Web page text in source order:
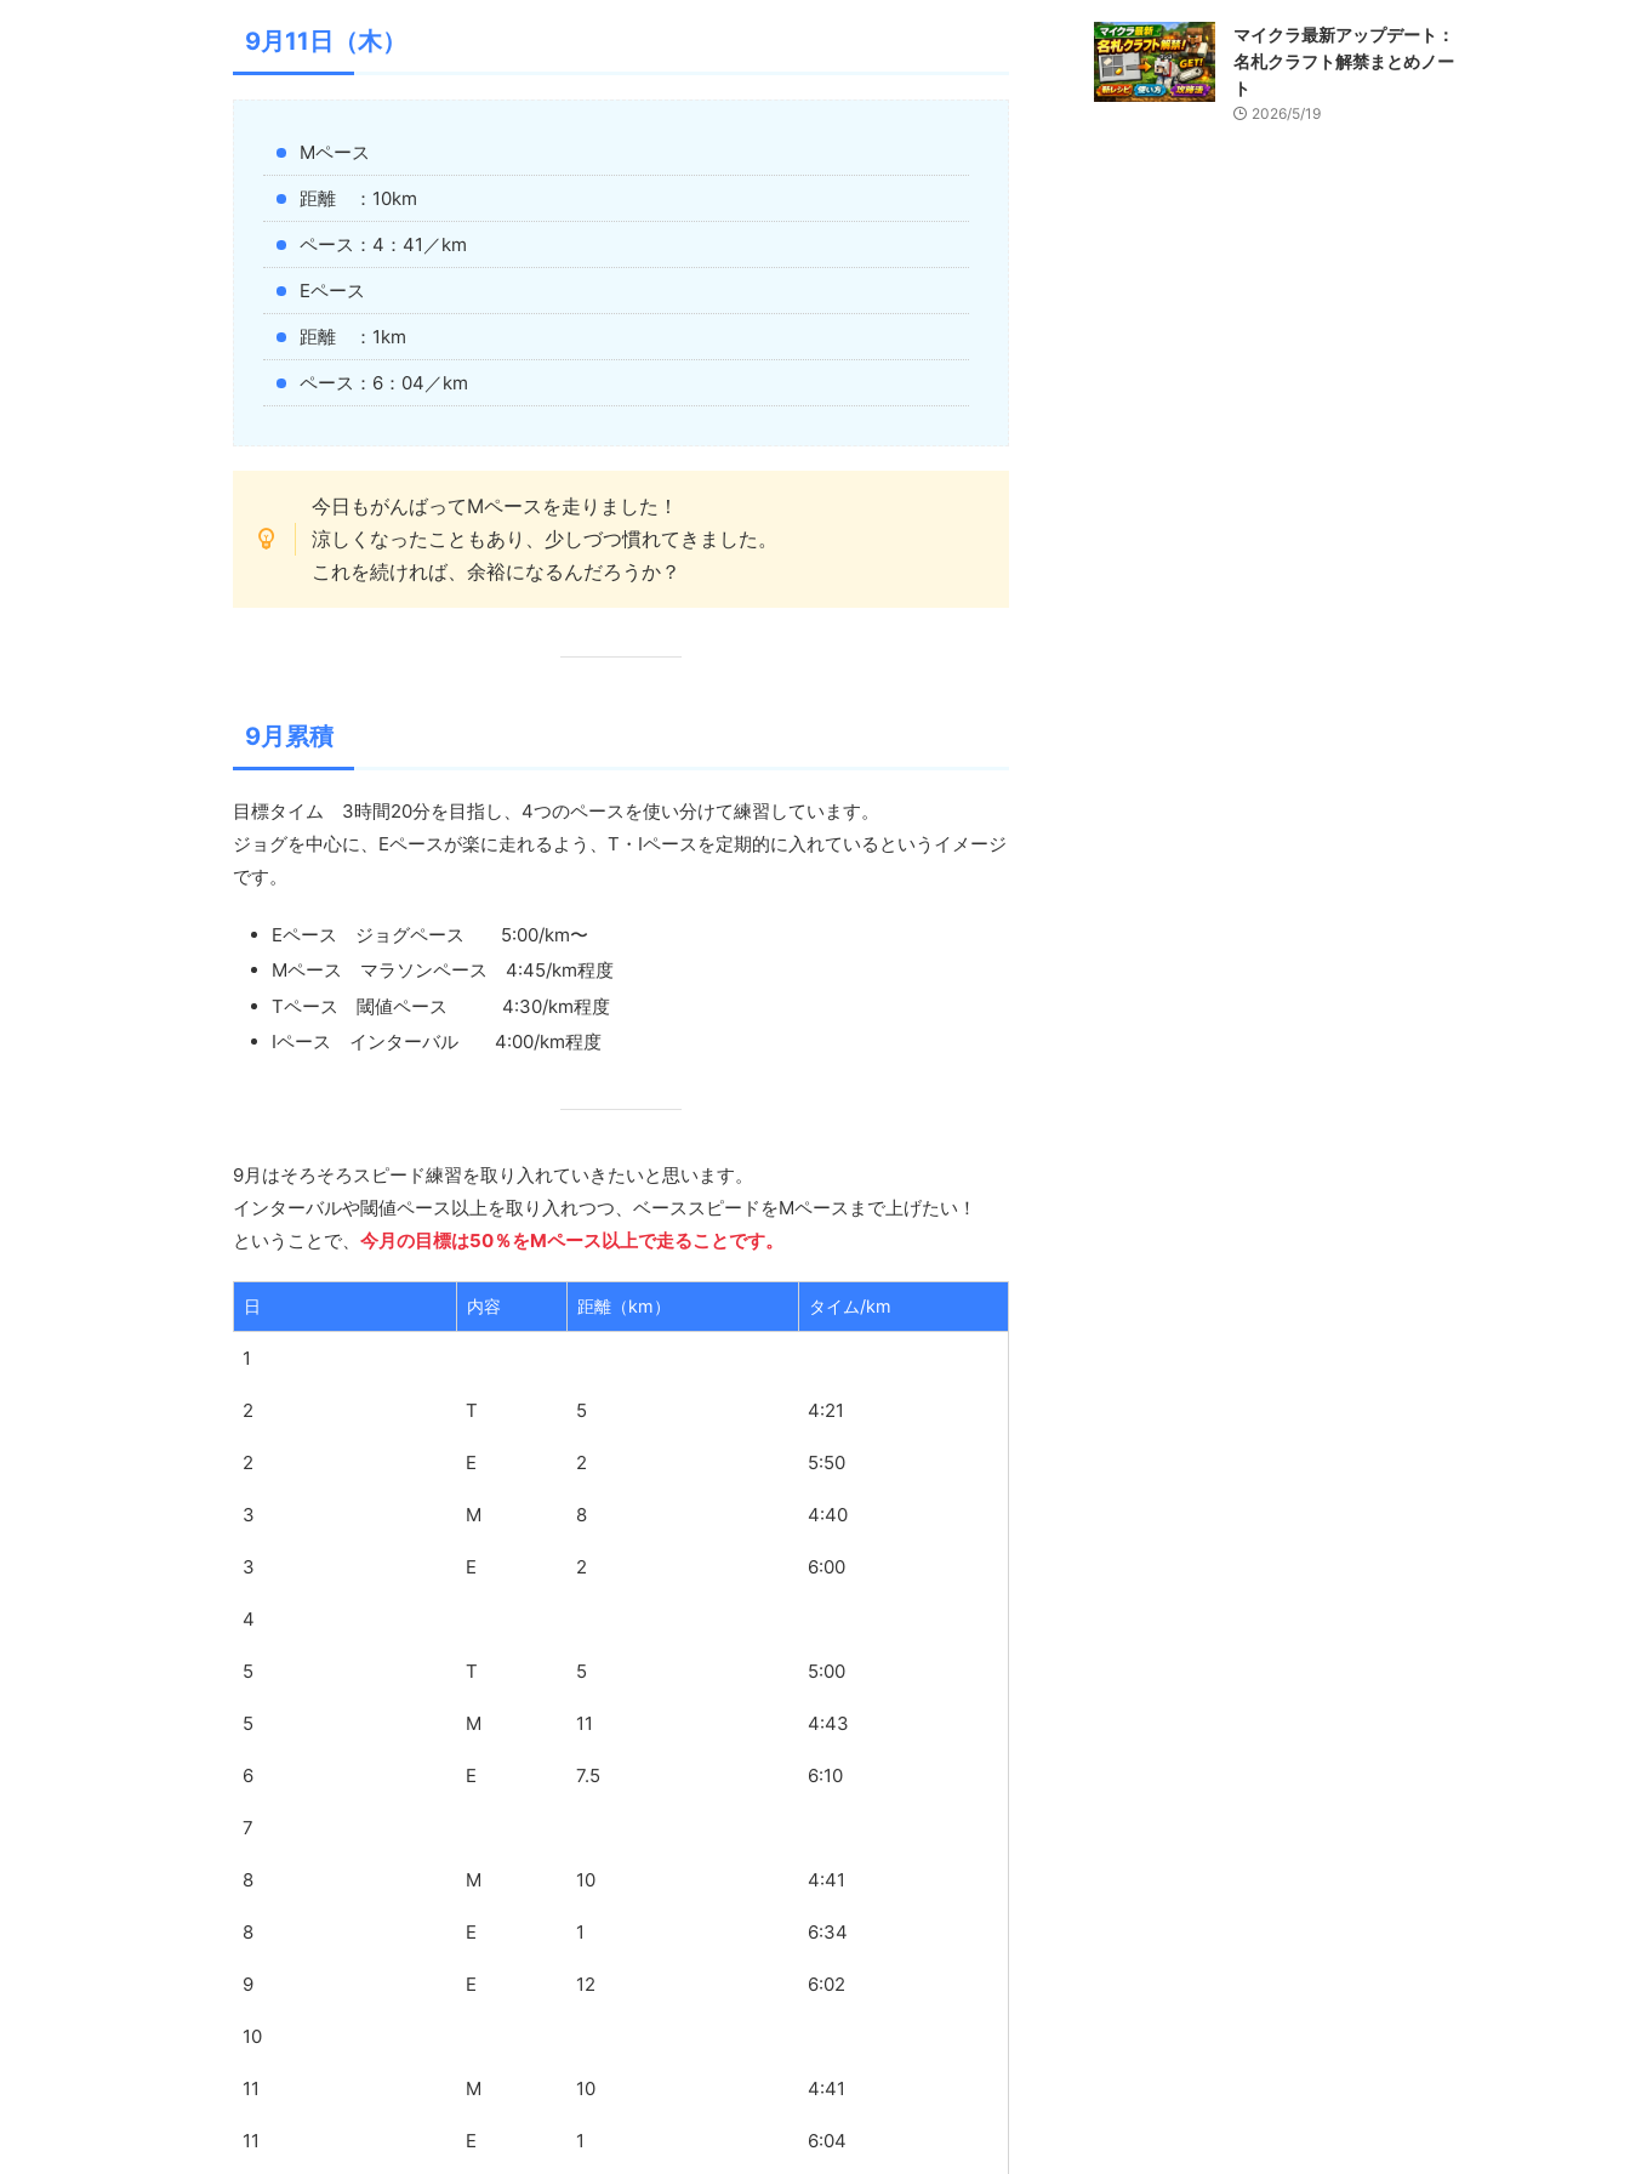
9月11日（木）
Mペース
距離 ：10km
ペース：4：41／km
Eペース
距離 ：1km
ペース：6：04／km
今日もがんばってMペースを走りました！
涼しくなったこともあり、少しづつ慣れてきました。
これを続ければ、余裕になるんだろうか？
9月累積
目標タイム 3時間20分を目指し、4つのペースを使い分けて練習しています。
ジョグを中心に、Eペースが楽に走れるよう、T・Iペースを定期的に入れているというイメージ
です。
Eペース ジョグペース 5:00/km〜
Mペース マラソンペース 4:45/km程度
Tペース 閾値ペース 4:30/km程度
Iペース インターバル 4:00/km程度
9月はそろそろスピード練習を取り入れていきたいと思います。
インターバルや閾値ペース以上を取り入れつつ、ベーススピードをMペースまで上げたい！
ということで、 今月の目標は50％をMペース以上で走ることです。
日 内容 距離（km） タイム/km
1
2 T 5 4:21
2 E 2 5:50
3 M 8 4:40
3 E 2 6:00
4
5 T 5 5:00
5 M 11 4:43
6 E 7.5 6:10
7
8 M 10 4:41
8 E 1 6:34
9 E 12 6:02
10
11 M 10 4:41
11 E 1 6:04
マイクラ最新アップデート：
名札クラフト解禁まとめノー
ト
2026/5/19